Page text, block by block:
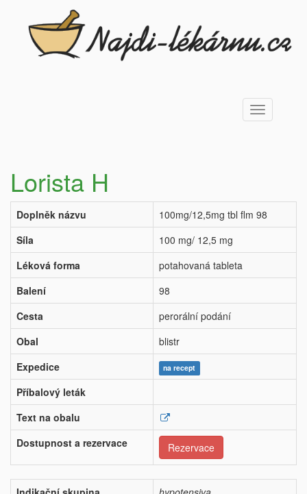
Toggle
navigation
Lorista H
Doplněk názvu
100mg/12,5mg tbl flm 98
Síla
100 mg/ 12,5 mg
Léková forma
potahovaná tableta
Balení
98
Cesta
perorální podání
Obal
blistr
Expedice
na recept
Příbalový leták
Text na obalu
Dostupnost a rezervace
Rezervace